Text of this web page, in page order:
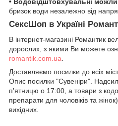
• Водовідштовхувальні
бризок води незалежно від
СексШоп в Україні
В інтернет-магазині Романтик
дорослих, з якими Ви можете
romantik.com.ua
Доставляємо посилки до всіх
Опис посилки "Сувеніри".
п'ятницю о 17:00, а товари з
препарати для чоловіків та
вихідних.